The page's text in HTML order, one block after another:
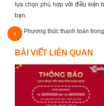
lựa chọn phù hợp với điều kiện
bạn.
5 Phương thức thanh toán trong
BÀI VIẾT LIÊN QUAN